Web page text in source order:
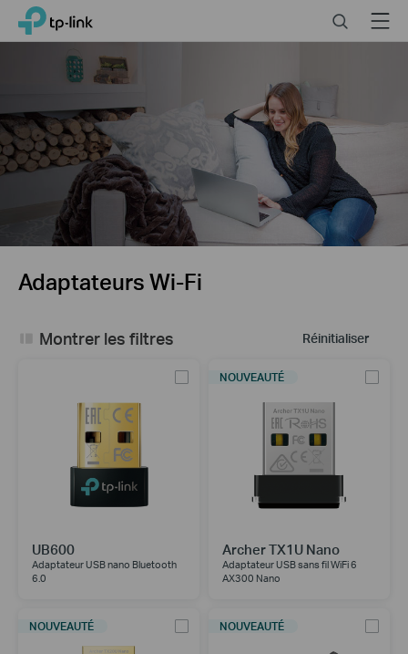
Click
bar
TP-Link, Reliably Smart SearchMenu
Adaptateurs Wi-Fi
Réinitialiser
Montrer les filtres
UB600
Adaptateur USB nano Bluetooth
6.0
NOUVEAUTÉ
Archer TX1U Nano
Adaptateur USB sans fil WiFi 6
AX300 Nano
NOUVEAUTÉ NOUVEAUTÉ